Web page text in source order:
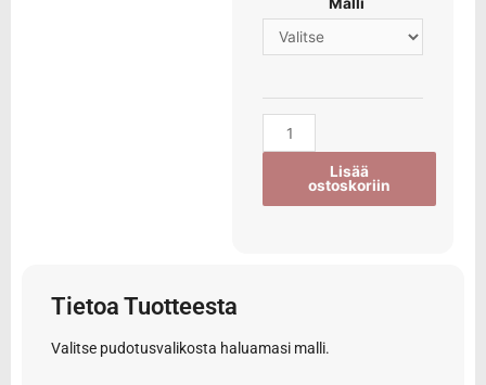
Malli
Lisää
ostoskoriin
Tietoa Tuotteesta
Valitse pudotusvalikosta haluamasi malli.